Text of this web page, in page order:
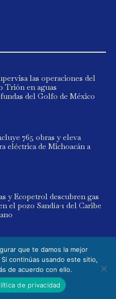
las operaciones del
Trión en aguas
del Golfo de México
765 obras y eleva
eléctrica de Michoacán a
y Ecopetrol descubren gas
el pozo Sandía-1 del Caribe
reservados. Powered by
Media
que te damos la mejor
continúas usando este sitio,
de acuerdo con ello.
de privacidad